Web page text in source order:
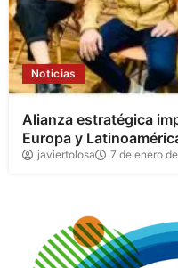
Noticias
Alianza estratégica
Europa y
javiertolosa 7 de enero